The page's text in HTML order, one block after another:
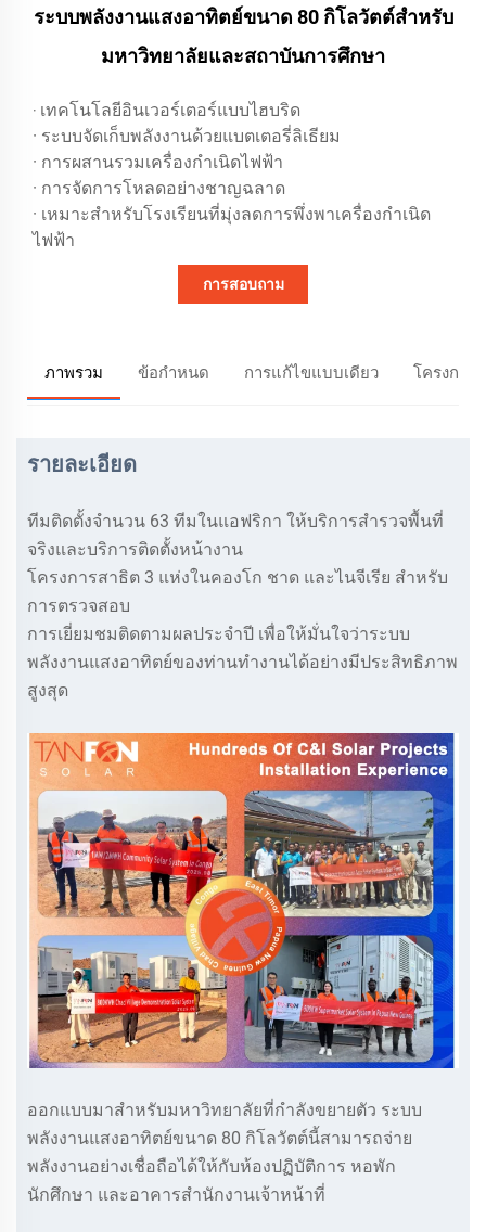
ระบบพลังงานแสงอาทิตย์ขนาด 80 กิโลวัตต์สำหรับ
มหาวิทยาลัยและสถาบันการศึกษา
· เทคโนโลยีอินเวอร์เตอร์แบบไฮบริด
· ระบบจัดเก็บพลังงานด้วยแบตเตอรี่ลิเธียม
· การผสานรวมเครื่องกำเนิดไฟฟ้า
· การจัดการโหลดอย่างชาญฉลาด
· เหมาะสำหรับโรงเรียนที่มุ่งลดการพึ่งพาเครื่องกำเนิด
ไฟฟ้า
การสอบถาม
ภาพรวม ข้อกำหนด การแก้ไขแบบเดียว โครงการ
รายละเอียด
ทีมติดตั้งจำนวน 63 ทีมในแอฟริกา ให้บริการสำรวจพื้นที่
จริงและบริการติดตั้งหน้างาน
โครงการสาธิต 3 แห่งในคองโก ชาด และไนจีเรีย สำหรับ
การตรวจสอบ
การเยี่ยมชมติดตามผลประจำปี เพื่อให้มั่นใจว่าระบบ
พลังงานแสงอาทิตย์ของท่านทำงานได้อย่างมีประสิทธิภาพ
สูงสุด
ออกแบบมาสำหรับมหาวิทยาลัยที่กำลังขยายตัว ระบบ
พลังงานแสงอาทิตย์ขนาด 80 กิโลวัตต์นี้สามารถจ่าย
พลังงานอย่างเชื่อถือได้ให้กับห้องปฏิบัติการ หอพัก
นักศึกษา และอาคารสำนักงานเจ้าหน้าที่